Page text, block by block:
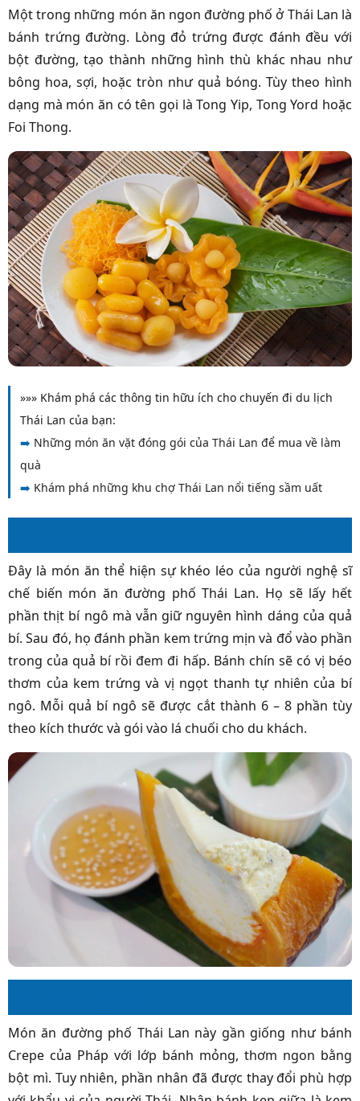
Một trong những món ăn ngon đường phố ở Thái Lan là
bánh trứng đường. Lòng đỏ trứng được đánh đều với
bột đường, tạo thành những hình thù khác nhau như
bông hoa, sợi, hoặc tròn như quả bóng. Tùy theo hình
dạng mà món ăn có tên gọi là Tong Yip, Tong Yord hoặc
Foi Thong.
»»» Khám phá các thông tin hữu ích cho chuyến đi du lịch
Thái Lan của bạn:
➡️ Những món ăn vặt đóng gói của Thái Lan để mua về làm
quà
➡️ Khám phá những khu chợ Thái Lan nổi tiếng sầm uất
Đây là món ăn thể hiện sự khéo léo của người nghệ sĩ
chế biến món ăn đường phố Thái Lan. Họ sẽ lấy hết
phần thịt bí ngô mà vẫn giữ nguyên hình dáng của quả
bí. Sau đó, họ đánh phần kem trứng mịn và đổ vào phần
trong của quả bí rồi đem đi hấp. Bánh chín sẽ có vị béo
thơm của kem trứng và vị ngọt thanh tự nhiên của bí
ngô. Mỗi quả bí ngô sẽ được cắt thành 6 – 8 phần tùy
theo kích thước và gói vào lá chuối cho du khách.
Món ăn đường phố Thái Lan này gần giống như bánh
Crepe của Pháp với lớp bánh mỏng, thơm ngon bằng
bột mì. Tuy nhiên, phần nhân đã được thay đổi phù hợp